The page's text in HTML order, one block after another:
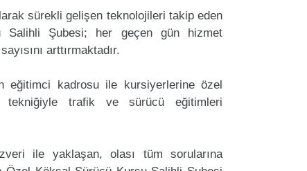
sürekli gelişen teknolojileri takip eden
Salihli Şubesi; her geçen gün hizmet
arttırmaktadır.
eğitimci kadrosu ile kursiyerlerine özel
trafik ve sürücü eğitimleri
ile yaklaşan, olası tüm sorularına